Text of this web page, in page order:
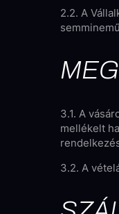
2.2. A
3.1. A
mellékelt
3.2. A